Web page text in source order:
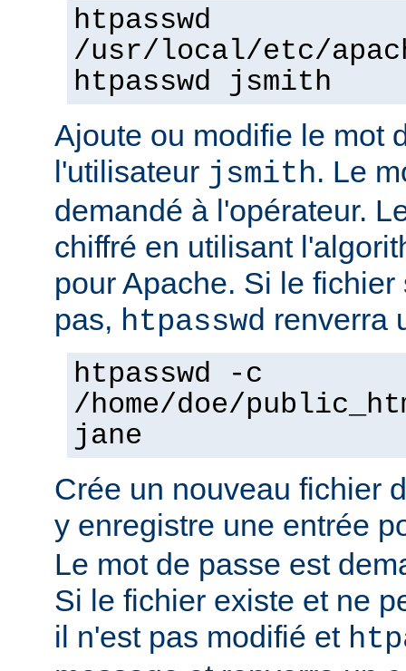
htpasswd
/usr/local/etc/
htpasswd jsmith
Ajoute ou modifie le mot
l'utilisateur jsmith. Le
demandé à l'opérateur.
chiffré en utilisant
pour Apache. Si le
pas, htpasswd renverra
htpasswd -c
/home/doe/
jane
Crée un nouveau fichier
y enregistre une entrée
Le mot de passe est
Si le fichier existe et ne
il n'est pas modifié et